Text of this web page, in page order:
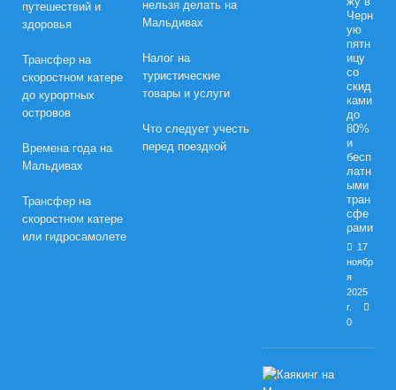
путешествий и
здоровья
Трансфер на
скоростном катере
до курортных
островов
Времена года на
Мальдивах
Трансфер на
скоростном катере
или гидросамолете
нельзя делать на
Мальдивах
Налог на
туристические
товары и услуги
Что следует учесть
перед поездкой
Черн
ую
пятн
ицу
со
скид
ками
до
80%
и
бесп
латн
ыми
тран
сфе
рами
17
ноябр
я
2025
г.
0